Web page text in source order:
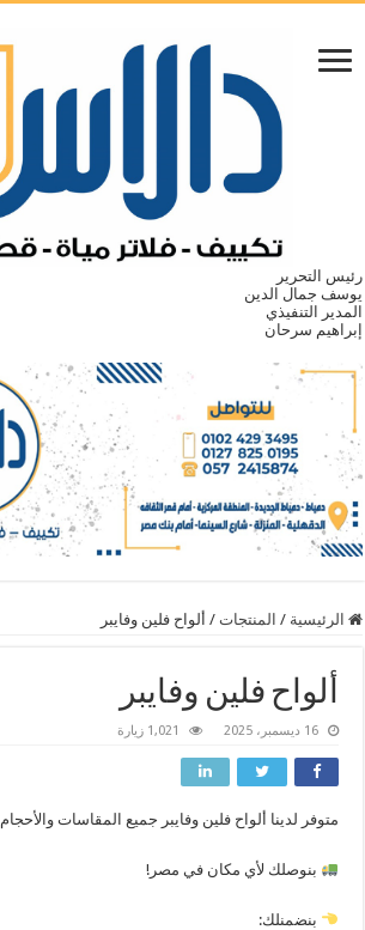
رئيس التحرير
يوسف جمال الدين
المدير التنفيذي
إبراهيم سرحان
الرئيسية / المنتجات / ألواح فلين وفايبر
ألواح فلين وفايبر
16 ديسمبر، 2025 1,021 زيارة
متوفر لدينا ألواح فلين وفايبر جميع المقاسات والأحجام
بنوصلك لأي مكان في مصر!
بنضمنلك: